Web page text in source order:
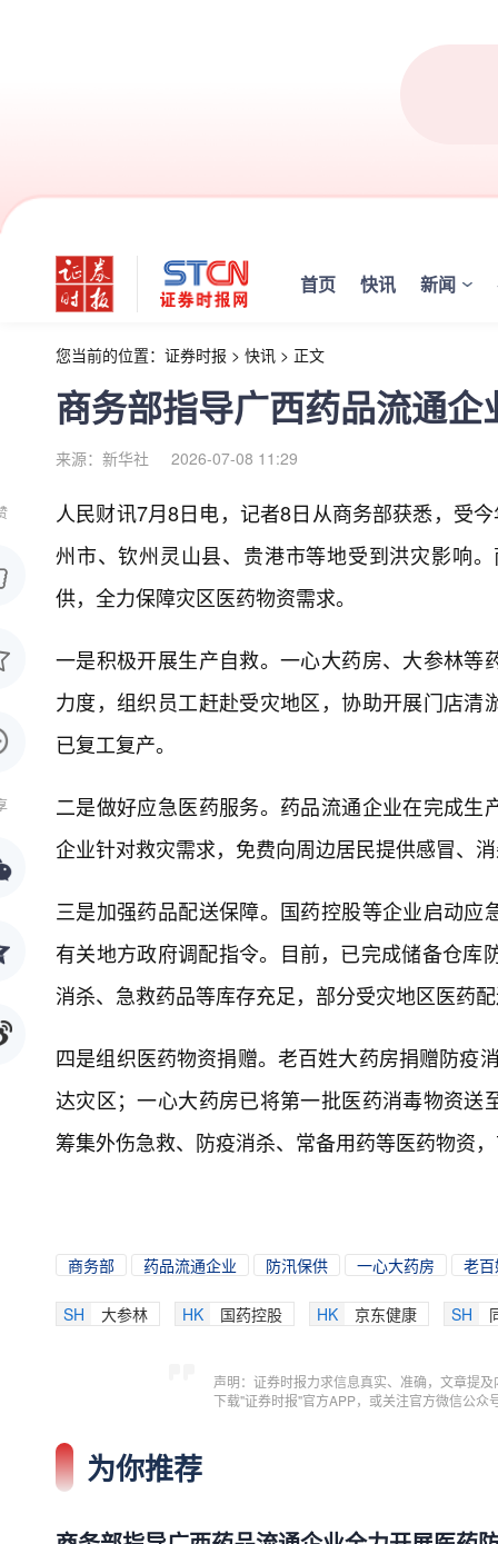
首页 快讯 新闻
您当前的位置： 证券时报 > 快讯 > 正文
商务部指导广西药品流通
来源：新华社 2026-07-08 11:29
人民财讯7月8日电， 记者8日从商务部获悉，受
州市、钦州灵山县、贵港市等地受到洪灾影响
供，全力保障灾区医药物资需求。
一是积极开展生产自救。一心大药房、大参林
力度，组织员工赶赴受灾地区，协助开展门店
已复工复产。
二是做好应急医药服务。药品流通企业在完成
企业针对救灾需求，免费向周边居民提供感冒、
三是加强药品配送保障。国药控股等企业启动
有关地方政府调配指令。目前，已完成储备仓
消杀、急救药品等库存充足，部分受灾地区医药
四是组织医药物资捐赠。老百姓大药房捐赠防疫
达灾区；一心大药房已将第一批医药消毒物资
筹集外伤急救、防疫消杀、常备用药等医药物资
商务部 药品流通企业 防汛保供 一心大药房 老
SH 大参林 HK 国药控股 HK 京东健康 SH
声明：证券时报力求信息真实、准确，文章提
下载"证券时报"官方APP，或关注官方微信公
为你推荐